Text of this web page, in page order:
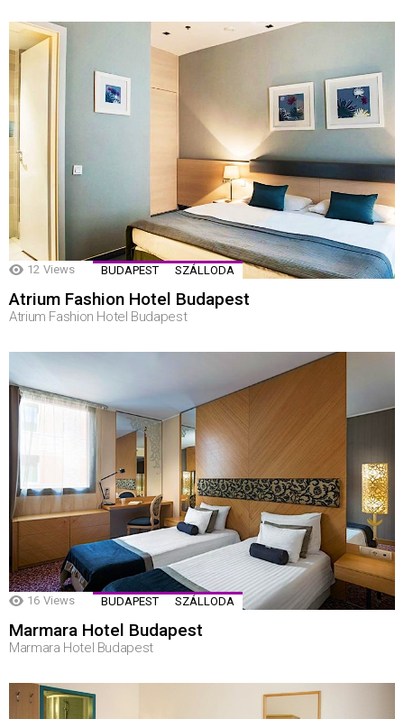
12 Views BUDAPEST SZÁLLODA
Atrium Fashion Hotel Budapest
Atrium Fashion Hotel Budapest
16 Views BUDAPEST SZÁLLODA
Marmara Hotel Budapest
Marmara Hotel Budapest